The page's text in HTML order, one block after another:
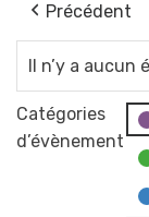
Précédent
Il n’y a aucun
Catégories
d’évènement